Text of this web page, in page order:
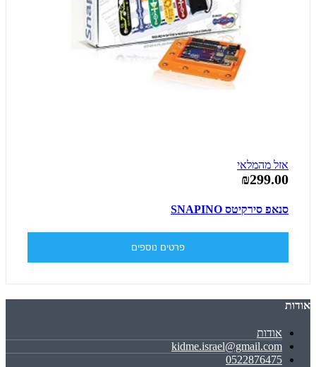
אזל מהמלאי
₪299.00
סנאפ סירקיטס SNAPINO
פרטים נוספים
אודות
אודות
kidme.israel@gmail.com
0522876475